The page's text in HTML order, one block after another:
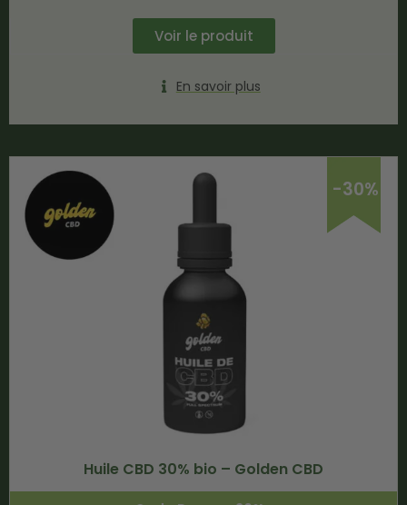
Voir le produit
En savoir plus
-30%
Huile CBD 30% bio – Golden CBD